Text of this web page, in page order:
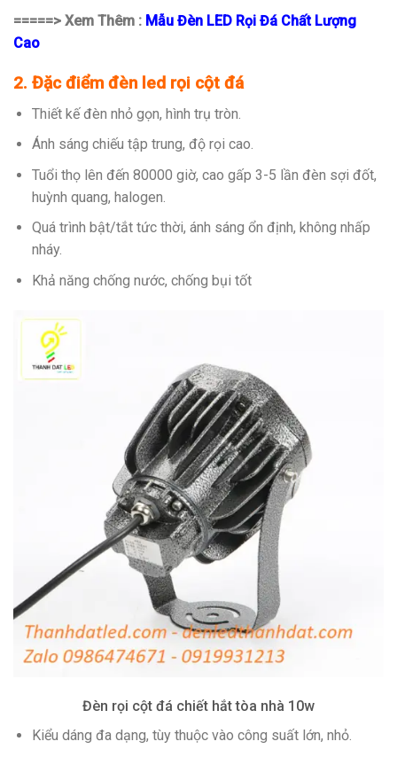
=====> Xem Thêm : Mẫu Đèn LED Rọi Đá Chất Lượng
Cao
2. Đặc điểm đèn led rọi cột đá
Thiết kế đèn nhỏ gọn, hình trụ tròn.
Ánh sáng chiếu tập trung, độ rọi cao.
Tuổi thọ lên đến 80000 giờ, cao gấp 3-5 lần đèn sợi đốt,
huỳnh quang, halogen.
Quá trình bật/tắt tức thời, ánh sáng ổn định, không nhấp
nháy.
Khả năng chống nước, chống bụi tốt
Đèn rọi cột đá chiết hắt tòa nhà 10w
Kiểu dáng đa dạng, tùy thuộc vào công suất lớn, nhỏ.